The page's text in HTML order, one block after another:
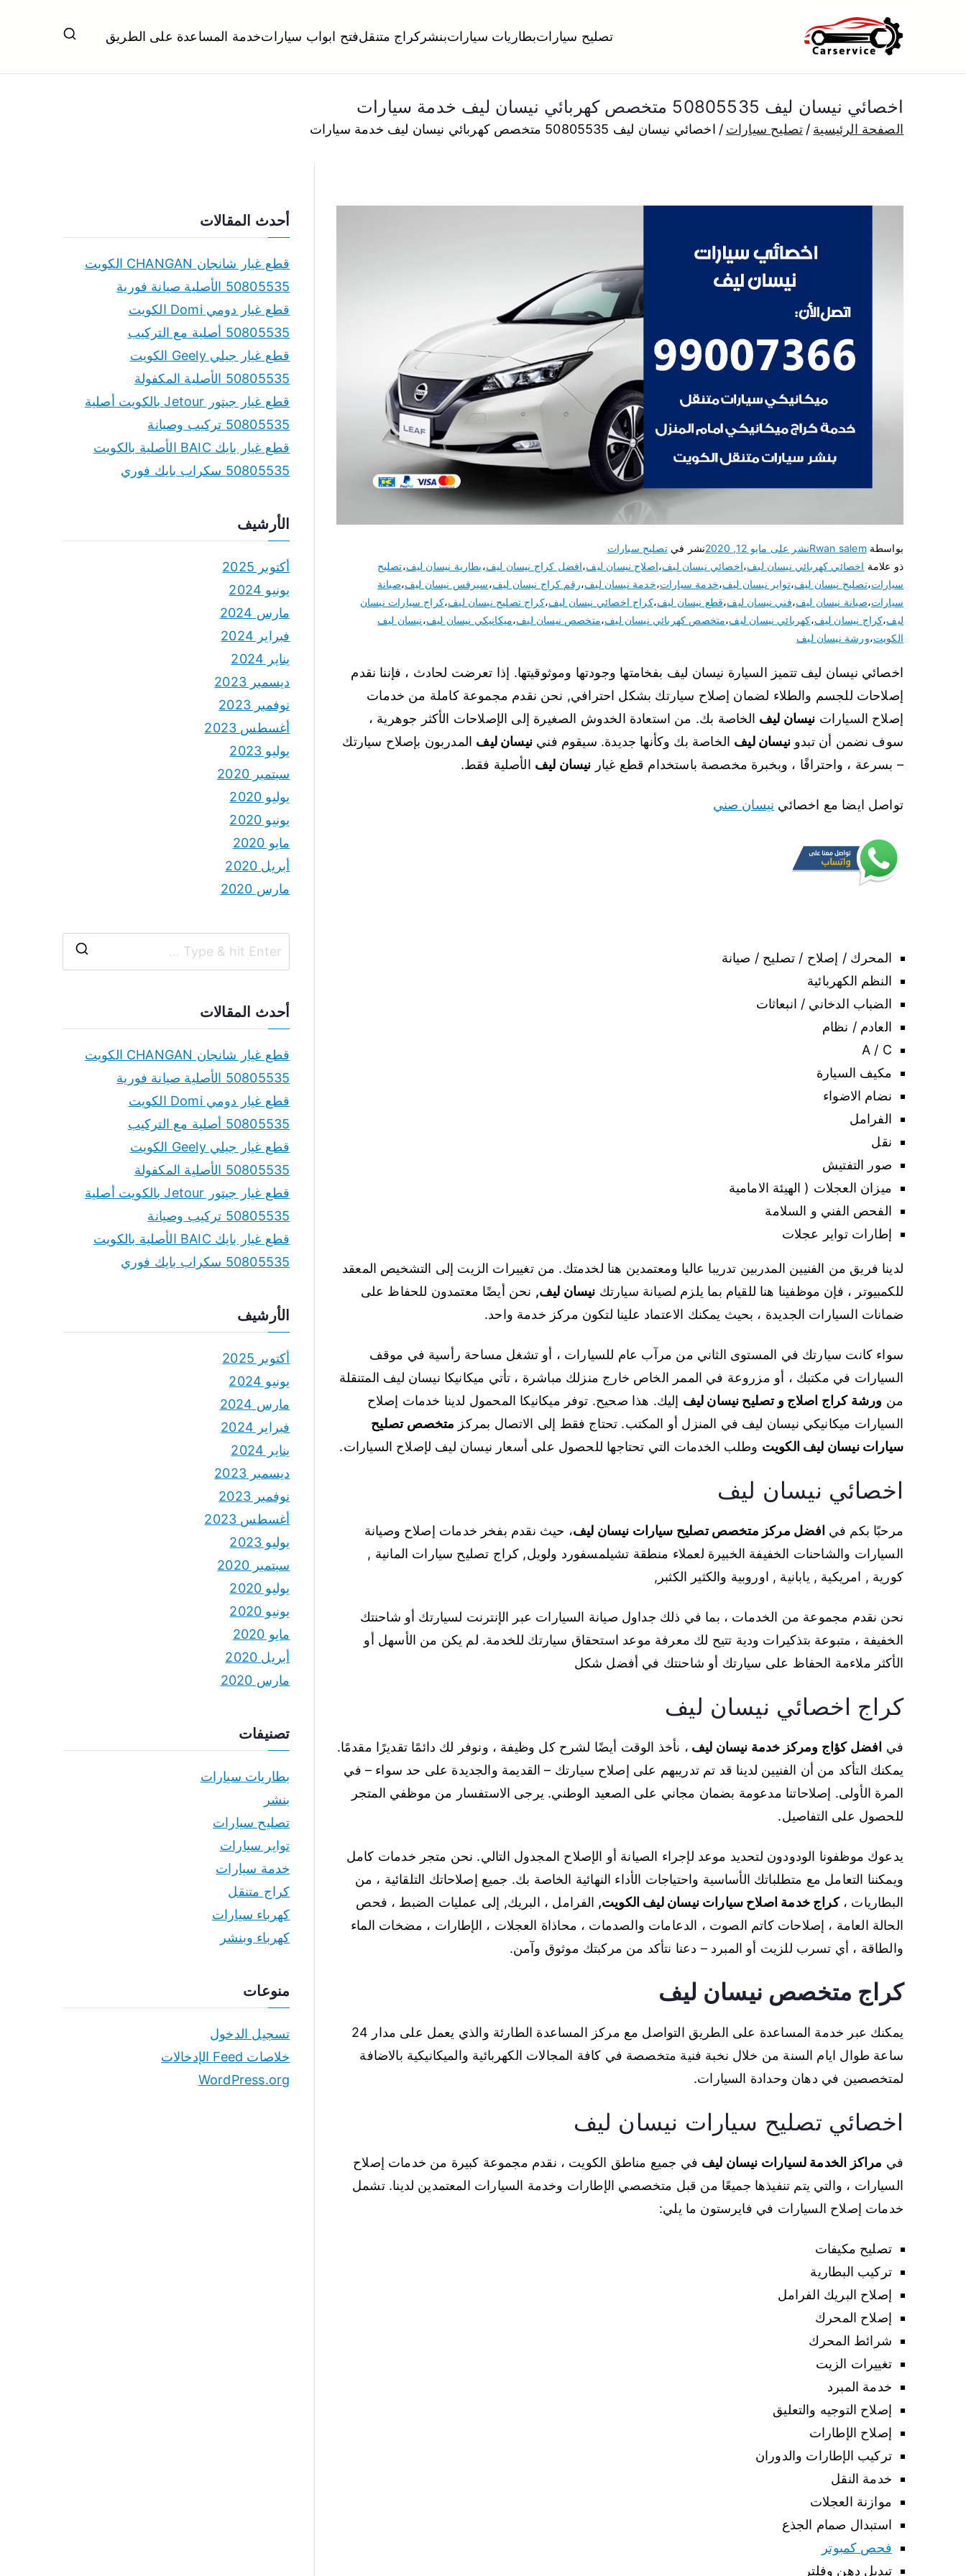
بنشر متنقل الكويت
بنشر متنقل الكويت كهرباء وبنشر تبديل تواير تواير اطارات عجلات تصليح وصيانة سيارات امام المنزل تبديل بطاريات بارخص الاسعار
تصليح سياراتبطاريات سياراتبنشر كراج متنقلفتح ابواب سياراتخدمة المساعدة على الطريق
اخصائي نيسان ليف 50805535 متخصص كهربائي نيسان ليف خدمة سيارات
الصفحة الرئيسية تصليح سيارات اخصائي نيسان ليف 50805535 متخصص كهربائي نيسان ليف خدمة سيارات
بواسطة Rwan salemنشر على مايو 12, 2020 نشر فيتصليح سيارات
ذو علامة اخصائي كهربائي نيسان ليف،اخصائي نيسان ليف،اصلاح نيسان ليف،افضل كراج نيسان ليف،بطارية نيسان ليف،تصليح
سيارات،تصليح نيسان ليف،تواير نيسان ليف،خدمة سيارات،خدمة نيسان ليف،رقم كراج نيسان ليف،سيرفس نيسان ليف،صيانة
سيارات،صيانة نيسان ليف،فني نيسان ليف،قطع نيسان ليف،كراج اخصائي نيسان ليف،كراج تصليح نيسان ليف،كراج سيارات نيسان
ليف،كراج نيسان ليف،كهربائي نيسان ليف،متخصص كهربائي نيسان ليف،متخصص نيسان ليف،ميكانيكي نيسان ليف،نيسان ليف
الكويت،ورشة نيسان ليف
اخصائي نيسان ليف تتميز السيارة نيسان ليف بفخامتها وجودتها وموثوقيتها. إذا تعرضت لحادث ، فإننا نقدم
إصلاحات للجسم والطلاء لضمان إصلاح سيارتك بشكل احترافي, نحن نقدم مجموعة كاملة من خدمات
إصلاح السيارات نيسان ليف الخاصة بك. من استعادة الخدوش الصغيرة إلى الإصلاحات الأكثر جوهرية ،
سوف نضمن أن تبدونيسان ليف الخاصة بك وكأنها جديدة. سيقوم فني نيسان ليف المدربون بإصلاح سيارتك
– بسرعة ، واحترافًا ، وبخبرة مخصصة باستخدام قطع غيار نيسان ليف الأصلية فقط.
تواصل ايضا مع اخصائي نيسان صني
المحرك / إصلاح / تصليح / صيانة
النظم الكهربائية
الضباب الدخاني / انبعاثات
العادم / نظام
A / C
مكيف السيارة
نضام الاضواء
الفرامل
نقل
صور التفتيش
ميزان العجلات ( الهيئة الامامية
الفحص الفني و السلامة
إطارات تواير عجلات
لدينا فريق من الفنيين المدربين تدريبا عاليا ومعتمدين هنا لخدمتك. من تغييرات الزيت إلى التشخيص المعقد
للكمبيوتر ، فإن موظفينا هنا للقيام بما يلزم لصيانة سيارتك نيسان ليف, نحن أيضًا معتمدون للحفاظ على
ضمانات السيارات الجديدة ، بحيث يمكنك الاعتماد علينا لتكون مركز خدمة واحد.
سواء كانت سيارتك في المستوى الثاني من مرآب عام للسيارات ، أو تشغل مساحة رأسية في موقف
السيارات في مكتبك ، أو مزروعة في الممر الخاص خارج منزلك مباشرة ، تأتي ميكانيكا نيسان ليف المتنقلة
من ورشة كراج اصلاج و تصليح نيسان ليف إليك. هذا صحيح. توفر ميكانيكا المحمول لدينا خدمات إصلاح
السيارات ميكانيكي نيسان ليف في المنزل أو المكتب. تحتاج فقط إلى الاتصال بمركز متخصص تصليح
سيارات نيسان ليف الكويت وطلب الخدمات التي تحتاجها للحصول على أسعار نيسان ليف لإصلاح السيارات.
اخصائي نيسان ليف
مرحبًا بكم في افضل مركز متخصص تصليح سيارات نيسان ليف، حيث نقدم بفخر خدمات إصلاح وصيانة
السيارات والشاحنات الخفيفة الخبيرة لعملاء منطقة تشيلمسفورد ولويل, كراج تصليح سيارات المانية ,
كورية , امريكية , يابانية , اوروبية والكثير الكثبر,
نحن نقدم مجموعة من الخدمات ، بما في ذلك جداول صيانة السيارات عبر الإنترنت لسيارتك أو شاحنتك
الخفيفة ، متبوعة بتذكيرات ودية تتيح لك معرفة موعد استحقاق سيارتك للخدمة. لم يكن من الأسهل أو
الأكثر ملاءمة الحفاظ على سيارتك أو شاحنتك في أفضل شكل
كراج اخصائي نيسان ليف
في افضل كؤاج ومركز خدمة نيسان ليف ، نأخذ الوقت أيضًا لشرح كل وظيفة ، ونوفر لك دائمًا تقديرًا مقدمًا.
يمكنك التأكد من أن الفنيين لدينا قد تم تدريبهم على إصلاح سيارتك – القديمة والجديدة على حد سواء – في
المرة الأولى. إصلاحاتنا مدعومة بضمان مجاني على الصعيد الوطني. يرجى الاستفسار من موظفي المتجر
للحصول على التفاصيل.
يدعوك موظفونا الودودون لتحديد موعد لإجراء الصيانة أو الإصلاح المجدول التالي. نحن متجر خدمات كامل
ويمكننا التعامل مع متطلباتك الأساسية واحتياجات الأداء النهائية الخاصة بك. جميع إصلاحاتك التلقائية ، من
البطاريات ،كراج خدمة اصلاح سيارات نيسان ليف الكويت, الفرامل ، البريك, إلى عمليات الضبط ، فحص
الحالة العامة ، إصلاحات كاتم الصوت ، الدعامات والصدمات ، محاذاة العجلات ، الإطارات ، مضخات الماء
والطاقة ، أي تسرب للزيت أو المبرد – دعنا نتأكد من مركبتك موثوق وآمن.
كراج متخصص نيسان ليف
يمكنك عبر خدمة المساعدة على الطريق التواصل مع مركز المساعدة الطارئة والذي يعمل على مدار 24
ساعة طوال ايام السنة من خلال نخبة فنية متخصصة في كافة المجالات الكهربائية والميكانيكية بالاضافة
لمتخصصين في دهان وحدادة السيارات.
اخصائي تصليح سيارات نيسان ليف
في مراكز الخدمة لسيارات نيسان ليف في جميع مناطق الكويت ، نقدم مجموعة كبيرة من خدمات إصلاح
السيارات ، والتي يتم تنفيذها جميعًا من قبل متخصصي الإطارات وخدمة السيارات المعتمدين لدينا. تشمل
خدمات إصلاح السيارات في فايرستون ما يلي:
تصليح مكيفات
تركيب البطارية
إصلاح البريك الفرامل
إصلاح المحرك
شرائط المحرك
تغييرات الزيت
خدمة المبرد
إصلاح التوجيه والتعليق
إصلاح الإطارات
تركيب الإطارات والدوران
خدمة النقل
موازنة العجلات
استبدال صمام الجذع
فحص كمبوتر
تبديل دهن وفلتر
أحدث المقالات
قطع غيار شانجان CHANGAN الكويت
50805535 الأصلية صيانة فورية
قطع غيار دومي Domi الكويت
50805535 أصلية مع التركيب
قطع غيار جيلي Geely الكويت
50805535 الأصلية المكفولة
قطع غيار جيتور Jetour بالكويت أصلية
50805535 تركيب وصيانة
قطع غيار بايك BAIC الأصلية بالكويت
50805535 سكراب بايك فوري
الأرشيف
أكتوبر 2025
يونيو 2024
مارس 2024
فبراير 2024
يناير 2024
ديسمبر 2023
نوفمبر 2023
أغسطس 2023
يوليو 2023
سبتمبر 2020
يوليو 2020
يونيو 2020
مايو 2020
أبريل 2020
مارس 2020
r
أحدث المقالات
قطع غيار شانجان CHANGAN الكويت
50805535 الأصلية صيانة فورية
قطع غيار دومي Domi الكويت
50805535 أصلية مع التركيب
قطع غيار جيلي Geely الكويت
50805535 الأصلية المكفولة
قطع غيار جيتور Jetour بالكويت أصلية
50805535 تركيب وصيانة
قطع غيار بايك BAIC الأصلية بالكويت
50805535 سكراب بايك فوري
الأرشيف
أكتوبر 2025
يونيو 2024
مارس 2024
فبراير 2024
يناير 2024
ديسمبر 2023
نوفمبر 2023
أغسطس 2023
يوليو 2023
سبتمبر 2020
يوليو 2020
يونيو 2020
مايو 2020
أبريل 2020
مارس 2020
تصنيفات
بطاريات سيارات
بنشر
تصليح سيارات
تواير سيارات
خدمة سيارات
كراج متنقل
كهرباء سيارات
كهرباء وبنشر
منوعات
تسجيل الدخول
خلاصات Feed الإدخالات
WordPress.org